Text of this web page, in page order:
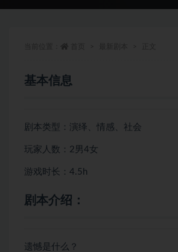
基本信息
剧本类型：演绎、情感、社会
玩家人数：2男4女
游戏时长：4.5h
剧本介绍：
遗憾是什么？